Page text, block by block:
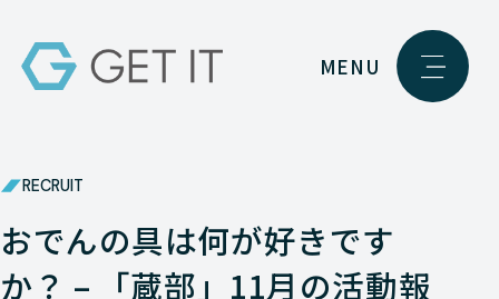
MENU
RECRUIT
おでんの具は何が好きです
か？ – 「蔵部」11月の活動報